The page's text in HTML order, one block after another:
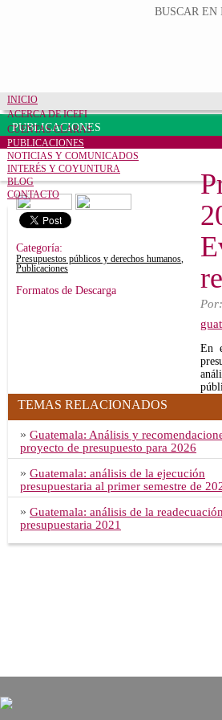
Formulario
BUSCAR EN
INICIO
ACERCA DE ICEFI
CUENTAS CLARAS
PUBLICACIONES
NOTICIAS Y COMUNICADOS
INTERÉS Y COYUNTURA
BLOG
CONTACTO
PUBLICACIONES
Categoría:
Presupuestos públicos y derechos humanos,
Publicaciones
Formatos de Descarga
Por:
En
TEMAS RELACIONADOS
» Guatemala: Análisis y
proyecto de presupuesto para 2026
» Guatemala: análisis de la ejecución
presupuestaria al primer semestre de
» Guatemala: análisis de la readecuación
presupuestaria 2021